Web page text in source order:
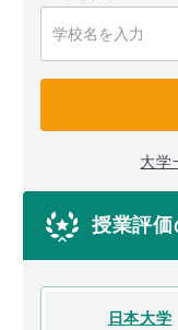
大学
授業評
日本大学